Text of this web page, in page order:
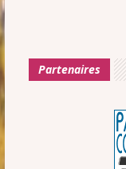
Partenaires